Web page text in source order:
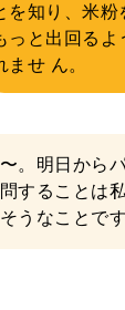
を知り、米
っと出回るよ
ませ ん。
。明日から
することは
うなことです